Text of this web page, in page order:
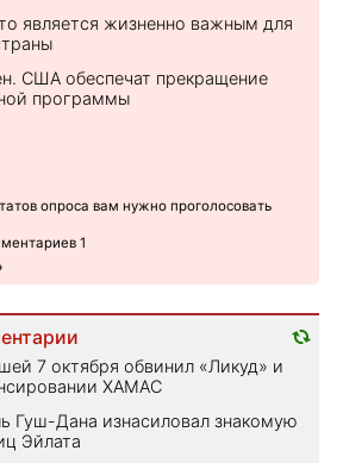
является жизненно важным для
США обеспечат прекращение
программы
опроса вам нужно проголосовать
1
7 октября обвинил «Ликуд» и
ХАМАС
Гуш-Дана изнасиловал знакомую
Эйлата